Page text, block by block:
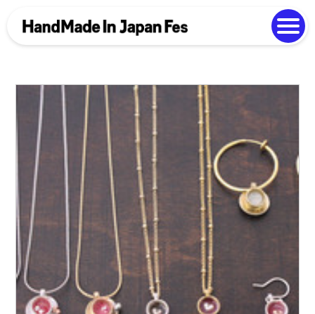
Photo Gallery
EN 中文